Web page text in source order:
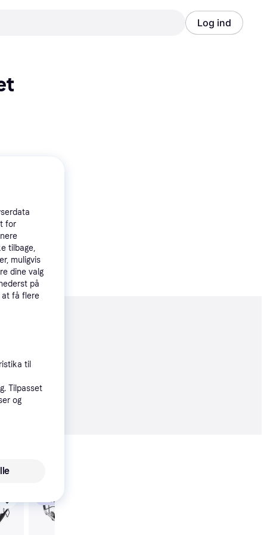
Log ind
kr.
Trender
for
tilbage,
muligvis
dine valg
på
at få flere
til
Tilpasset
og